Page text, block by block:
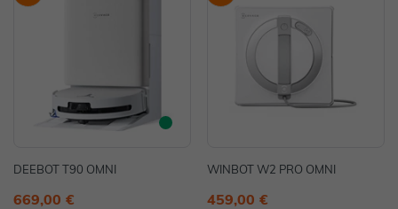
DEEBOT T90 OMNI
669,00 €
WINBOT W2 PRO OMNI
459,00 €